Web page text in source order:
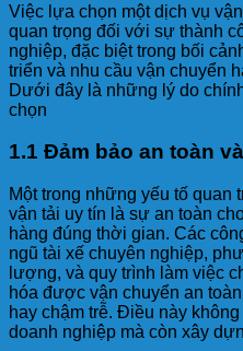
Việc lựa chọn một dịch vụ
quan trọng đối với sự thành
nghiệp, đặc biệt trong bối
triển và nhu cầu vận chuyển
Dưới đây là những lý do
chọn
1.1 Đảm bảo an toàn
Một trong những yếu tố quan
vận tải uy tín là sự an toàn
hàng đúng thời gian. Các
ngũ tài xế chuyên nghiệp,
lượng, và quy trình làm việc
hóa được vận chuyển an
hay chậm trễ. Điều này
doanh nghiệp mà còn xây